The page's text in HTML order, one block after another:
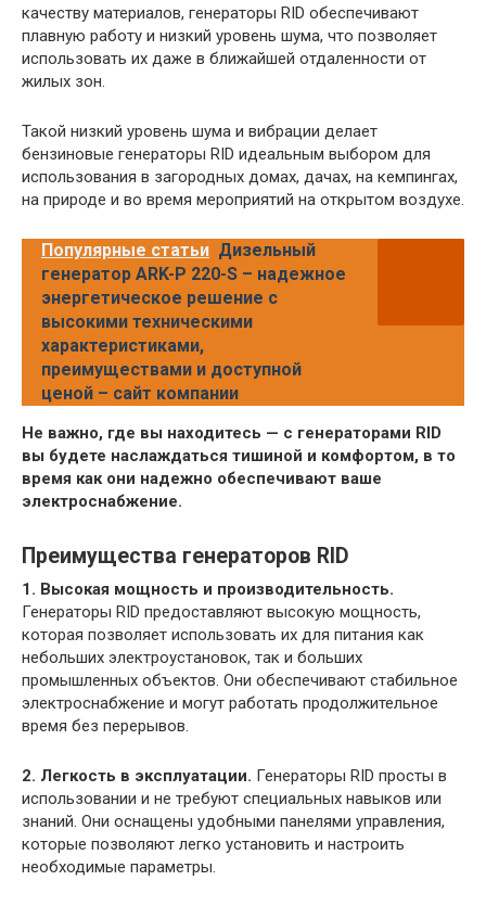
качеству материалов, генераторы RID обеспечивают
плавную работу и низкий уровень шума, что позволяет
использовать их даже в ближайшей отдаленности от
жилых зон.
Такой низкий уровень шума и вибрации делает
бензиновые генераторы RID идеальным выбором для
использования в загородных домах, дачах, на кемпингах,
на природе и во время мероприятий на открытом воздухе.
Популярные статьи Дизельный
генератор ARK-P 220-S – надежное
энергетическое решение с
высокими техническими
характеристиками,
преимуществами и доступной
ценой – сайт компании
Не важно, где вы находитесь — с генераторами RID
вы будете наслаждаться тишиной и комфортом, в то
время как они надежно обеспечивают ваше
электроснабжение.
Преимущества генераторов RID
1. Высокая мощность и производительность.
Генераторы RID предоставляют высокую мощность,
которая позволяет использовать их для питания как
небольших электроустановок, так и больших
промышленных объектов. Они обеспечивают стабильное
электроснабжение и могут работать продолжительное
время без перерывов.
2. Легкость в эксплуатации. Генераторы RID просты в
использовании и не требуют специальных навыков или
знаний. Они оснащены удобными панелями управления,
которые позволяют легко установить и настроить
необходимые параметры.